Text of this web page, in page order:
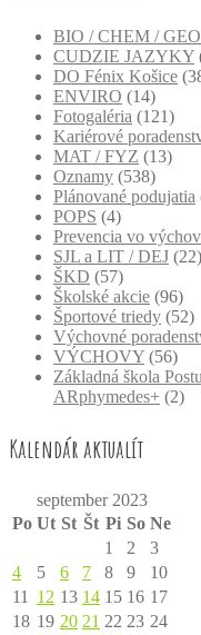
BIO / CHEM / GEO
CUDZIE JAZYKY
DO Fénix Košice
ENVIRO (14)
Fotogaléria (121)
Kariérové
MAT / FYZ (13)
Oznamy (538)
Plánované podujatia
POPS (4)
Prevencia vo
SJL a LIT / DEJ (22)
ŠKD (57)
Školské akcie (96)
Športové triedy (52)
Výchovné
VÝCHOVY (56)
Základná škola
ARphymedes+ (2)
Kalendár aktualít
september 2023
Po Ut St Št Pi So Ne
1
2
3
4
5 6 7 8 9
10
11
12 13 14 15 16 17
18 19 20 21 22 23 24